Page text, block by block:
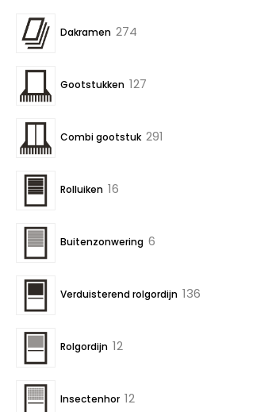
Dakramen 274
Gootstukken 127
Combi gootstuk 291
Rolluiken 16
Buitenzonwering 6
Verduisterend rolgordijn 136
Rolgordijn 12
Insectenhor 12